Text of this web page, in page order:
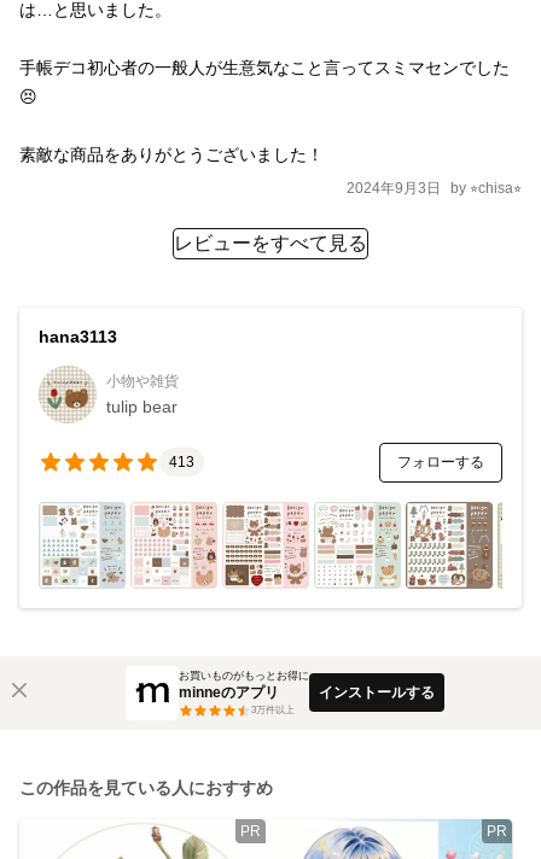
は…と思いました。
手帳デコ初心者の一般人が生意気なこと言ってスミマセンでした
😣
素敵な商品をありがとうございました！
2024年9月3日 by ⭐︎chisa⭐︎
レビューをすべて見る
hana3113
小物や雑貨
tulip bear
413 フォローする
お買いものがもっとお得に
minneのアプリ
3万件以上
インストールする
この作品を見ている人におすすめ
PR PR